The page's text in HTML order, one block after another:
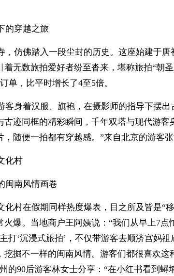
的穿越之旅
，仿佛踏入一段尘封的历史。这座始建于
着无数旅拍爱好者纷至沓来，堪称旅拍“朝
单，比平时增长了4至5倍。
客身着汉服、旗袍，在摄影师的指导下摆
古迹同框的精彩瞬间，千年双塔与现代游
，随便一拍都有穿越感。”来自北京的游客
化村
闽南风情画卷
化村在假期同样热度爆表，目之所及皆是“
火爆。当地商户王阿姨说：“我们从早上7
打‘沉浸式旅拍’，不仅带游客去顺济宫妈
挖掘不一样的闽南风情。游客们都很喜欢
的90后游客林女士分享：“在小红书看到